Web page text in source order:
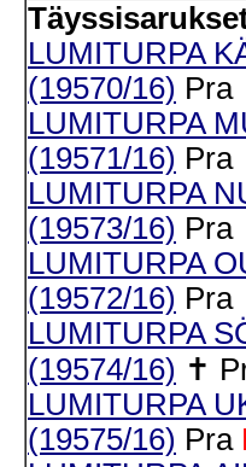
LUMITURPA
(19570/16) Pra
LUMITURPA
(19571/16) Pra
LUMITURPA
(19573/16) Pra
LUMITURPA
(19572/16) Pra
LUMITURPA
(19574/16) ✝
LUMITURPA
(19575/16) Pra